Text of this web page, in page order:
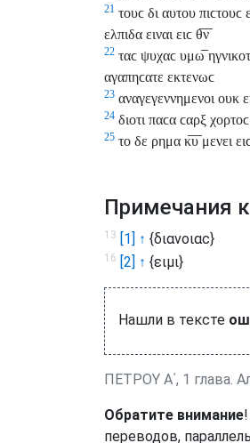
21 τουϲ δι αυτου πιϲτουϲ
ελπιδα ειναι ειϲ θ̅ν̅
22 ταϲ ψυχαϲ υμω̅
αγαπηϲατε εκτενωϲ
23 αναγεγεννημενοι ουκ
24 διοτι παϲα ϲαρξ
25 το δε ρημα κ̅υ̅ μενει
Примечания
13 [1] ↑ {διανοιαϲ}
16 [2] ↑ {ειμι}
Нашли в тексте
ΠΕΤΡΟΥ Α΄, 1 глава.
Обратите внимание
переводов,